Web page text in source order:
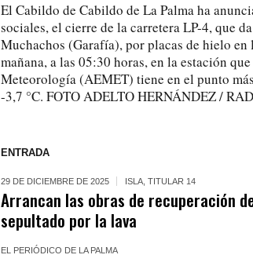
El Cabildo de Cabildo de La Palma ha
sociales, el cierre de la carretera LP-4, que
Muchachos (Garafía), por placas de hielo en
mañana, a las 05:30 horas, en la estación
Meteorología (AEMET) tiene en el punto
-3,7 °C. FOTO ADELTO HERNÁNDEZ /
ENTRADA
29 DE DICIEMBRE DE 2025 ISLA ,TITULAR 14
Arrancan las obras de recuperación
sepultado por la lava
EL PERIÓDICO DE LA PALMA